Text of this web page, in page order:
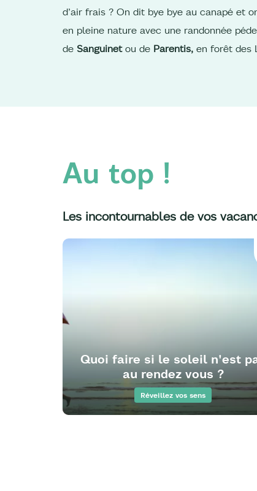
d’air frais ? On dit bye bye au canapé et
en pleine nature avec une randonnée
de Sanguinetou de Parentis, en forêt des
Au top !
Les incontournables de vos
Quoi faire si le soleil n'est
au rendez vous ?
Réveillez vos sens